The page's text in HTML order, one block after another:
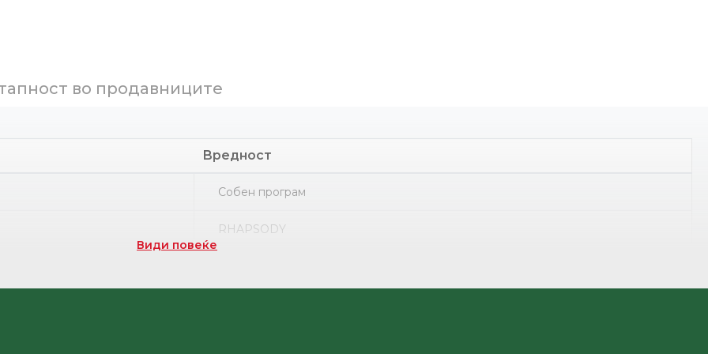
во продавниците
Вредност
Собен програм
RHAPSODY
Види повеќе